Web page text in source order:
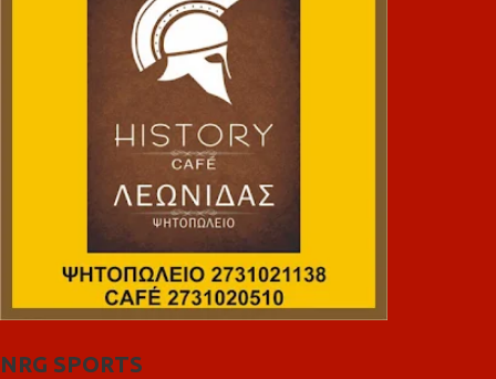
NRG SPORTS